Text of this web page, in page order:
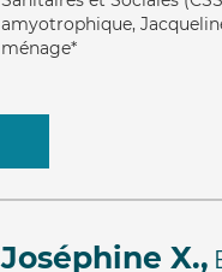
amyotrophique,
ménage*
Joséphine X.,